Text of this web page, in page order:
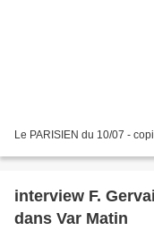
Le PARISIEN du 10/07 -
interview F.
dans Var Matin